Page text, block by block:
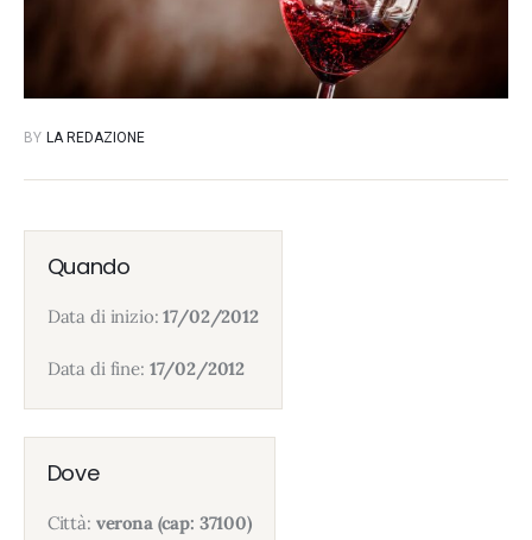
BY LA REDAZIONE
Quando
Data di inizio:17/02/2012
Data di fine: 17/02/2012
Dove
Città: verona (cap: 37100)